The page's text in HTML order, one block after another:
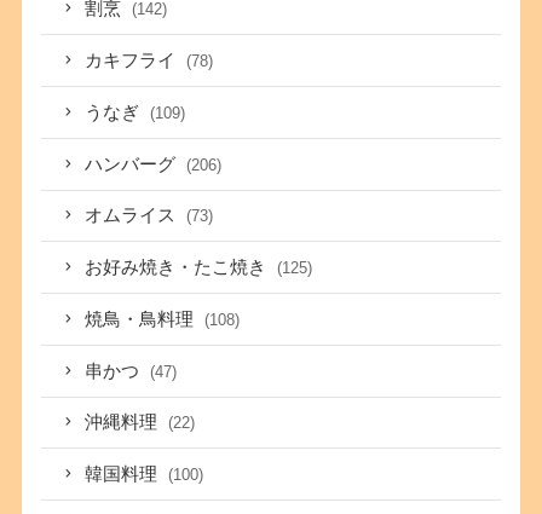
割烹 (142)
カキフライ (78)
うなぎ (109)
ハンバーグ (206)
オムライス (73)
お好み焼き・たこ焼き (125)
焼鳥・鳥料理 (108)
串かつ (47)
沖縄料理 (22)
韓国料理 (100)